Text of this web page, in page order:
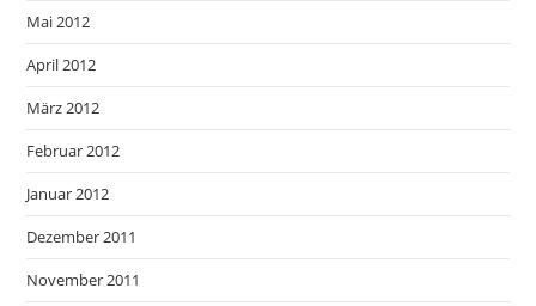
Mai 2012
April 2012
März 2012
Februar 2012
Januar 2012
Dezember 2011
November 2011